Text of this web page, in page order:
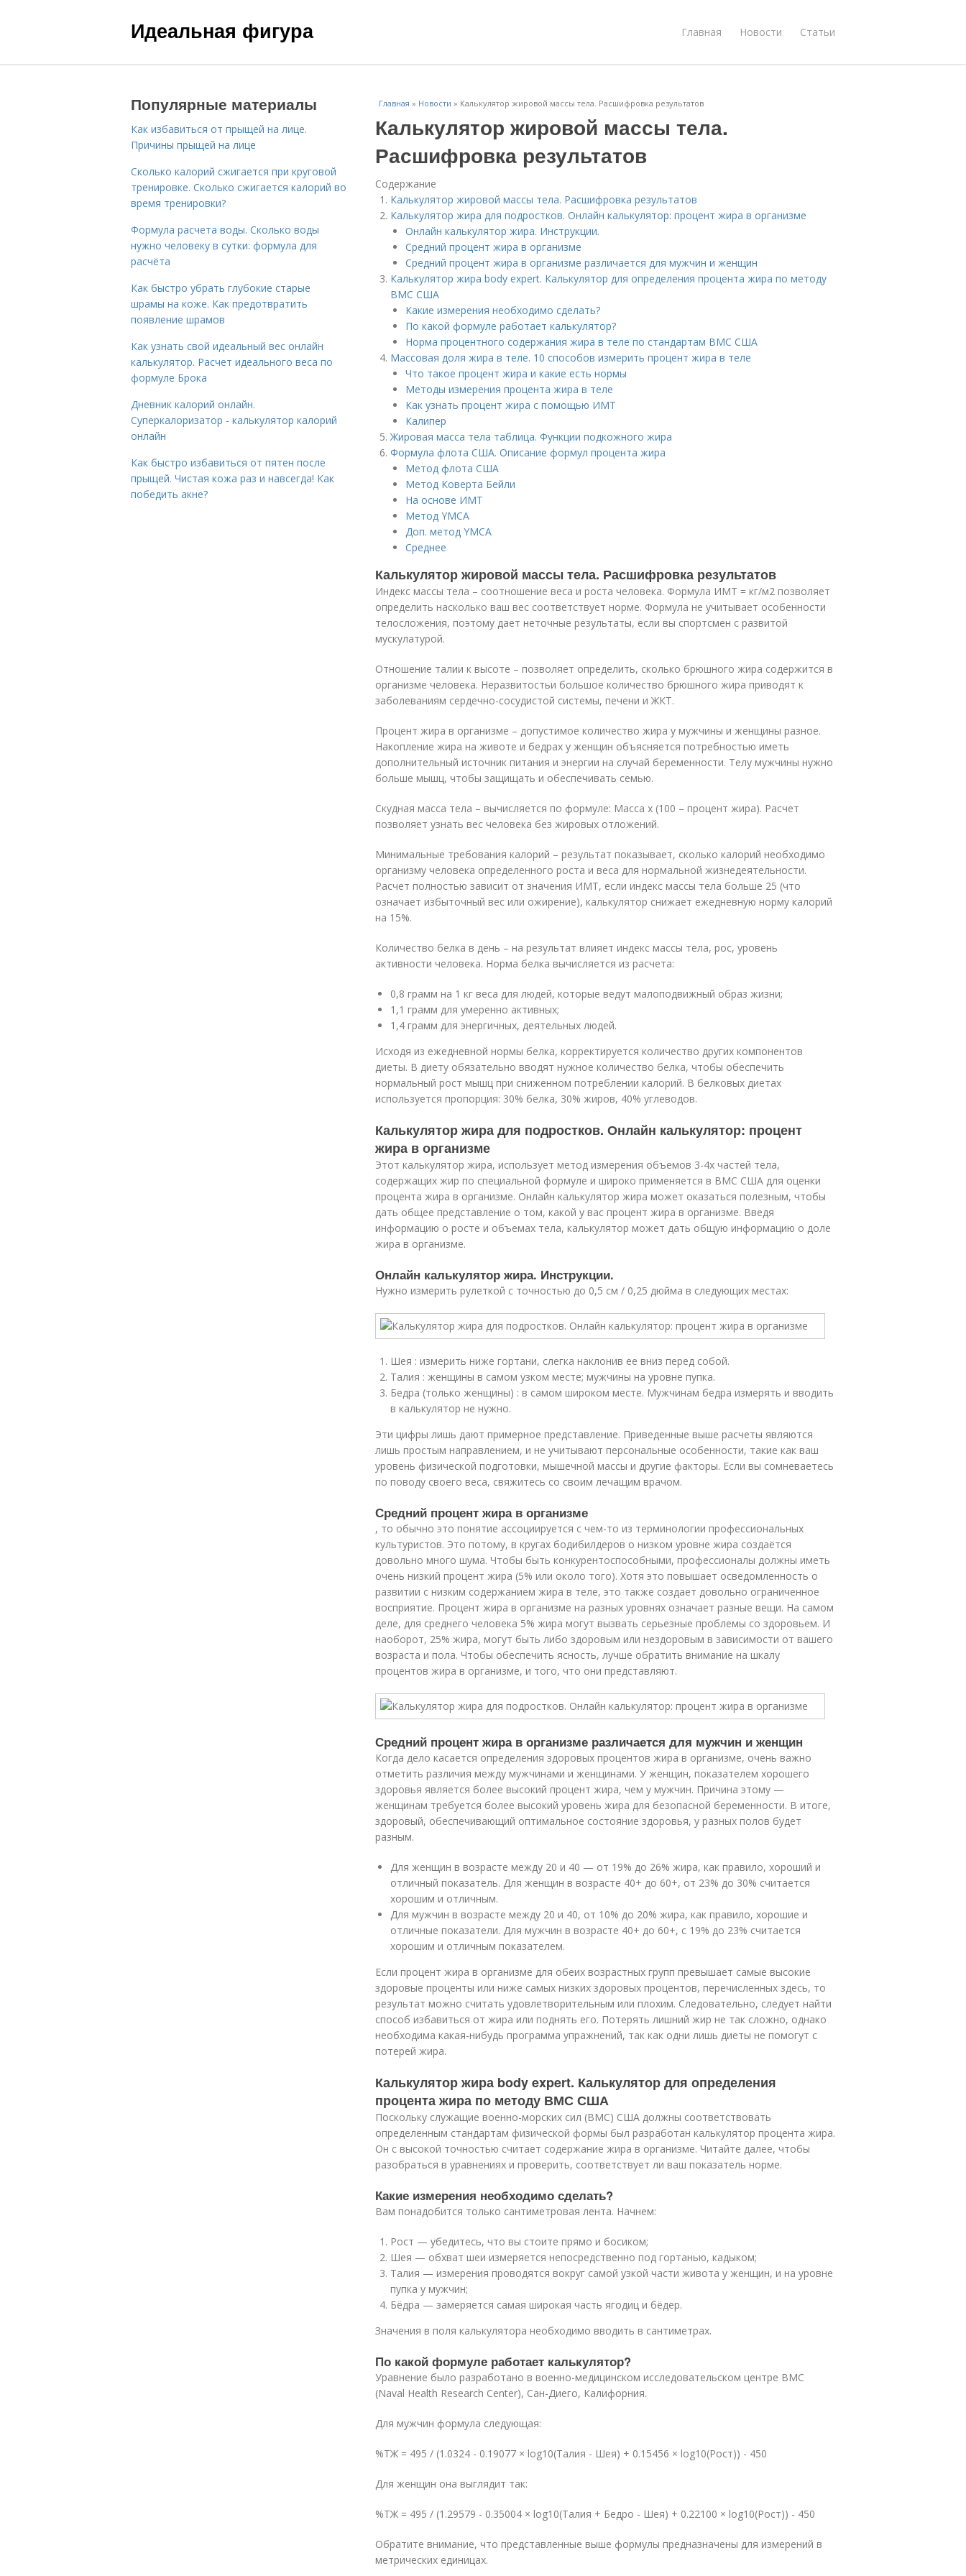
Идеальная фигура Главная Новости Статьи
Главная » Новости » Калькулятор жировой массы тела. Расшифровка результатов
Калькулятор жировой массы тела.
Расшифровка результатов
Содержание
Калькулятор жировой массы тела. Расшифровка результатов
Калькулятор жира для подростков. Онлайн калькулятор: процент жира в организме
Онлайн калькулятор жира. Инструкции.
Средний процент жира в организме
Средний процент жира в организме различается для мужчин и женщин
Калькулятор жира body expert. Калькулятор для определения процента жира по методу
ВМС США
Какие измерения необходимо сделать?
По какой формуле работает калькулятор?
Норма процентного содержания жира в теле по стандартам ВМС США
Массовая доля жира в теле. 10 способов измерить процент жира в теле
Что такое процент жира и какие есть нормы
Методы измерения процента жира в теле
Как узнать процент жира с помощью ИМТ
Калипер
Жировая масса тела таблица. Функции подкожного жира
Формула флота США. Описание формул процента жира
Метод флота США
Метод Коверта Бейли
На основе ИМТ
Метод YMCA
Доп. метод YMCA
Среднее
Калькулятор жировой массы тела. Расшифровка результатов
Индекс массы тела – соотношение веса и роста человека. Формула ИМТ = кг/м2 позволяет
определить насколько ваш вес соответствует норме. Формула не учитывает особенности
телосложения, поэтому дает неточные результаты, если вы спортсмен с развитой
мускулатурой.
Отношение талии к высоте – позволяет определить, сколько брюшного жира содержится в
организме человека. Неразвитостьи большое количество брюшного жира приводят к
заболеваниям сердечно-сосудистой системы, печени и ЖКТ.
Процент жира в организме – допустимое количество жира у мужчины и женщины разное.
Накопление жира на животе и бедрах у женщин объясняется потребностью иметь
дополнительный источник питания и энергии на случай беременности. Телу мужчины нужно
больше мышц, чтобы защищать и обеспечивать семью.
Скудная масса тела – вычисляется по формуле: Масса х (100 – процент жира). Расчет
позволяет узнать вес человека без жировых отложений.
Минимальные требования калорий – результат показывает, сколько калорий необходимо
организму человека определенного роста и веса для нормальной жизнедеятельности.
Расчет полностью зависит от значения ИМТ, если индекс массы тела больше 25 (что
означает избыточный вес или ожирение), калькулятор снижает ежедневную норму калорий
на 15%.
Количество белка в день – на результат влияет индекс массы тела, рос, уровень
активности человека. Норма белка вычисляется из расчета:
0,8 грамм на 1 кг веса для людей, которые ведут малоподвижный образ жизни;
1,1 грамм для умеренно активных;
1,4 грамм для энергичных, деятельных людей.
Исходя из ежедневной нормы белка, корректируется количество других компонентов
диеты. В диету обязательно вводят нужное количество белка, чтобы обеспечить
нормальный рост мышц при сниженном потреблении калорий. В белковых диетах
используется пропорция: 30% белка, 30% жиров, 40% углеводов.
Калькулятор жира для подростков. Онлайн калькулятор: процент
жира в организме
Этот калькулятор жира, использует метод измерения объемов 3-4х частей тела,
содержащих жир по специальной формуле и широко применяется в ВМС США для оценки
процента жира в организме. Онлайн калькулятор жира может оказаться полезным, чтобы
дать общее представление о том, какой у вас процент жира в организме. Введя
информацию о росте и объемах тела, калькулятор может дать общую информацию о доле
жира в организме.
Онлайн калькулятор жира. Инструкции.
Нужно измерить рулеткой с точностью до 0,5 см / 0,25 дюйма в следующих местах:
Шея : измерить ниже гортани, слегка наклонив ее вниз перед собой.
Талия : женщины в самом узком месте; мужчины на уровне пупка.
Бедра (только женщины) : в самом широком месте. Мужчинам бедра измерять и вводить
в калькулятор не нужно.
Эти цифры лишь дают примерное представление. Приведенные выше расчеты являются
лишь простым направлением, и не учитывают персональные особенности, такие как ваш
уровень физической подготовки, мышечной массы и другие факторы. Если вы сомневаетесь
по поводу своего веса, свяжитесь со своим лечащим врачом.
Средний процент жира в организме
, то обычно это понятие ассоциируется с чем-то из терминологии профессиональных
культуристов. Это потому, в кругах бодибилдеров о низком уровне жира создаётся
довольно много шума. Чтобы быть конкурентоспособными, профессионалы должны иметь
очень низкий процент жира (5% или около того). Хотя это повышает осведомленность о
развитии с низким содержанием жира в теле, это также создает довольно ограниченное
восприятие. Процент жира в организме на разных уровнях означает разные вещи. На самом
деле, для среднего человека 5% жира могут вызвать серьезные проблемы со здоровьем. И
наоборот, 25% жира, могут быть либо здоровым или нездоровым в зависимости от вашего
возраста и пола. Чтобы обеспечить ясность, лучше обратить внимание на шкалу
процентов жира в организме, и того, что они представляют.
Средний процент жира в организме различается для мужчин и женщин
Когда дело касается определения здоровых процентов жира в организме, очень важно
отметить различия между мужчинами и женщинами. У женщин, показателем хорошего
здоровья является более высокий процент жира, чем у мужчин. Причина этому —
женщинам требуется более высокий уровень жира для безопасной беременности. В итоге,
здоровый, обеспечивающий оптимальное состояние здоровья, у разных полов будет
разным.
Для женщин в возрасте между 20 и 40 — от 19% до 26% жира, как правило, хороший и
отличный показатель. Для женщин в возрасте 40+ до 60+, от 23% до 30% считается
хорошим и отличным.
Для мужчин в возрасте между 20 и 40, от 10% до 20% жира, как правило, хорошие и
отличные показатели. Для мужчин в возрасте 40+ до 60+, с 19% до 23% считается
хорошим и отличным показателем.
Если процент жира в организме для обеих возрастных групп превышает самые высокие
здоровые проценты или ниже самых низких здоровых процентов, перечисленных здесь, то
результат можно считать удовлетворительным или плохим. Следовательно, следует найти
способ избавиться от жира или поднять его. Потерять лишний жир не так сложно, однако
необходима какая-нибудь программа упражнений, так как одни лишь диеты не помогут с
потерей жира.
Калькулятор жира body expert. Калькулятор для определения
процента жира по методу ВМС США
Поскольку служащие военно-морских сил (ВМС) США должны соответствовать
определенным стандартам физической формы был разработан калькулятор процента жира.
Он с высокой точностью считает содержание жира в организме. Читайте далее, чтобы
разобраться в уравнениях и проверить, соответствует ли ваш показатель норме.
Какие измерения необходимо сделать?
Вам понадобится только сантиметровая лента. Начнем:
Рост — убедитесь, что вы стоите прямо и босиком;
Шея — обхват шеи измеряется непосредственно под гортанью, кадыком;
Талия — измерения проводятся вокруг самой узкой части живота у женщин, и на уровне
пупка у мужчин;
Бёдра — замеряется самая широкая часть ягодиц и бёдер.
Значения в поля калькулятора необходимо вводить в сантиметрах.
По какой формуле работает калькулятор?
Уравнение было разработано в военно-медицинском исследовательском центре ВМС
(Naval Health Research Center), Сан-Диего, Калифорния.
Для мужчин формула следующая:
%ТЖ = 495 / (1.0324 - 0.19077 × log10(Талия - Шея) + 0.15456 × log10(Рост)) - 450
Для женщин она выглядит так:
%ТЖ = 495 / (1.29579 - 0.35004 × log10(Талия + Бедро - Шея) + 0.22100 × log10(Рост)) - 450
Обратите внимание, что представленные выше формулы предназначены для измерений в
метрических единицах.
Популярные материалы
Как избавиться от прыщей на лице.
Причины прыщей на лице
Сколько калорий сжигается при круговой
тренировке. Сколько сжигается калорий во
время тренировки?
Формула расчета воды. Сколько воды
нужно человеку в сутки: формула для
расчёта
Как быстро убрать глубокие старые
шрамы на коже. Как предотвратить
появление шрамов
Как узнать свой идеальный вес онлайн
калькулятор. Расчет идеального веса по
формуле Брока
Дневник калорий онлайн.
Суперкалоризатор - калькулятор калорий
онлайн
Как быстро избавиться от пятен после
прыщей. Чистая кожа раз и навсегда! Как
победить акне?